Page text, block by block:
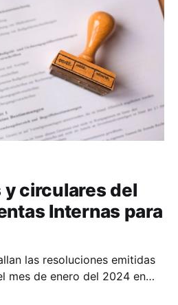
y circulares del
Internas para
las resoluciones emitidas
mes de enero del 2024 en